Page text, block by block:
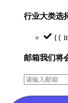
行业大类选
{{
邮箱我们将